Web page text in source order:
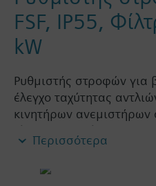
FSF, IP55,
kW
Ρυθμιστής στροφών για
έλεγχο ταχύτητας
κινητήρων
ελέγχου. Περιλαμβάνει
Μονάδα ελέγχου
Περισσότερα